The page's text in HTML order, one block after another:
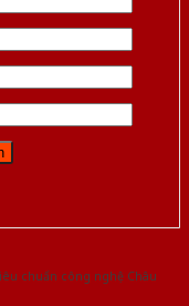
chuẩn công nghệ Châu
tại Việt Nam!